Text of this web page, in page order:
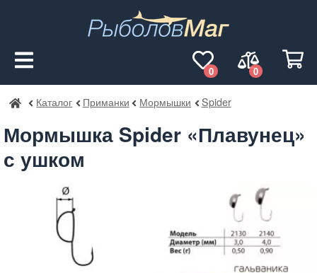
0
0
РыболовМаг
Каталог Приманки Мормышки Spider
Мормышка Spider «Плавунец»
с ушком